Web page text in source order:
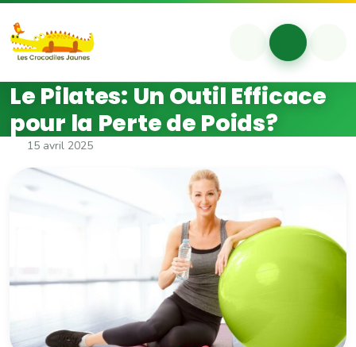
Account
Cart
Le Pilates: Un Outil Efficace
pour la Perte de Poids?
15 avril 2025
Le Pilates: Un Outil Efficace